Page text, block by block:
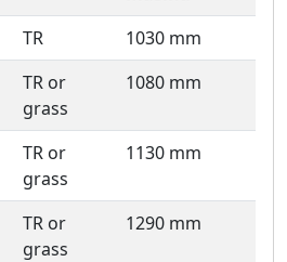
TR
1030 mm
TR or
grass
1080 mm
TR or
grass
1130 mm
TR or
grass
1290 mm